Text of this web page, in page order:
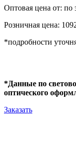
Оптовая цена от: по
Розничная цена:
*подробности
*Данные по
оптического
Заказать